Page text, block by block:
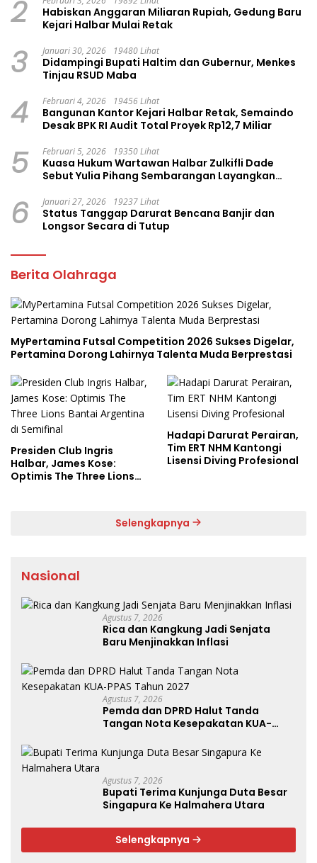
2
Habiskan Anggaran Miliaran Rupiah, Gedung Baru
Kejari Halbar Mulai Retak
3 Januari 30, 2026 19480 Lihat
Didampingi Bupati Haltim dan Gubernur, Menkes
Tinjau RSUD Maba
4 Februari 4, 2026 19456 Lihat
Bangunan Kantor Kejari Halbar Retak, Semaindo
Desak BPK RI Audit Total Proyek Rp12,7 Miliar
5 Februari 5, 2026 19350 Lihat
Kuasa Hukum Wartawan Halbar Zulkifli Dade
Sebut Yulia Pihang Sembarangan Layangkan
6 Januari 27, 2026 19237 Lihat
Status Tanggap Darurat Bencana Banjir dan
Longsor Secara di Tutup
Berita Olahraga
MyPertamina Futsal Competition 2026 Sukses Digelar,
Pertamina Dorong Lahirnya Talenta Muda Berprestasi
Presiden Club Ingris
Halbar, James Kose:
Optimis The Three Lions
Hadapi Darurat Perairan,
Tim ERT NHM Kantongi
Lisensi Diving Profesional
Selengkapnya
Nasional
Agustus 7, 2026
Rica dan Kangkung Jadi Senjata
Baru Menjinakkan Inflasi
Agustus 7, 2026
Pemda dan DPRD Halut Tanda
Tangan Nota Kesepakatan KUA-
Agustus 7, 2026
Bupati Terima Kunjunga Duta Besar
Singapura Ke Halmahera Utara
Selengkapnya